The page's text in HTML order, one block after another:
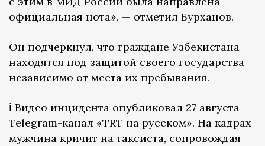
официальная нота», — отметил Бурханов.
Он подчеркнул, что граждане Узбекистана
находятся под защитой своего государства
независимо от места их пребывания.
ℹ️ Видео инцидента опубликовал 27 августа
Telegram-канал «TRT на русском». На кадрах
мужчина кричит на таксиста, сопровождая